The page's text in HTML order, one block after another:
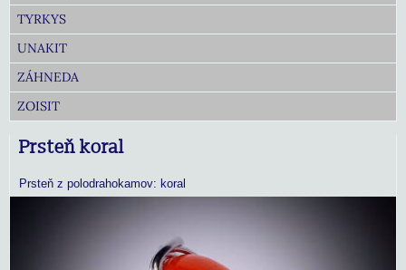
TYRKYS
UNAKIT
ZÁHNEDA
ZOISIT
Prsteň koral
Prsteň z polodrahokamov: koral